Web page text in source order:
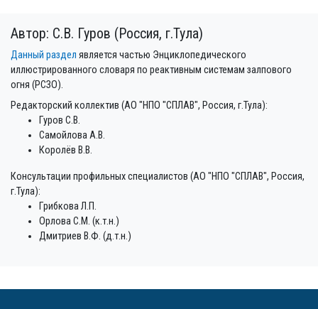
Автор: С.В. Гуров (Россия, г.Тула)
Данный раздел является частью Энциклопедического
иллюстрированного словаря по реактивным системам залпового
огня (РСЗО).
Редакторский коллектив (АО "НПО "СПЛАВ", Россия, г.Тула):
Гуров С.В.
Самойлова А.В.
Королёв В.В.
Консультации профильных специалистов (АО "НПО "СПЛАВ", Россия,
г.Тула):
Грибкова Л.П.
Орлова С.М. (к.т.н.)
Дмитриев В.Ф. (д.т.н.)